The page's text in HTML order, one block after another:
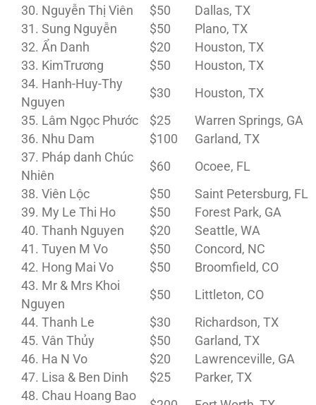
30. Nguyễn Thị Viên
$50
Dallas, TX
31. Sung Nguyễn
$50
Plano, TX
32. Ẩn Danh
$20
Houston, TX
33. KimTrương
$50
Houston, TX
34. Hanh-Huy-Thy
Nguyen
$30
Houston, TX
35. Lâm Ngọc Phước
$25
Warren Springs, GA
36. Nhu Dam
$100
Garland, TX
37. Pháp danh Chúc
Nhiên
$60
Ocoee, FL
38. Viên Lộc
$50
Saint Petersburg, FL
39. My Le Thi Ho
$50
Forest Park, GA
40. Thanh Nguyen
$20
Seattle, WA
41. Tuyen M Vo
$50
Concord, NC
42. Hong Mai Vo
$50
Broomfield, CO
43. Mr & Mrs Khoi
Nguyen
$50
Littleton, CO
44. Thanh Le
$30
Richardson, TX
45. Vân Thủy
$50
Garland, TX
46. Ha N Vo
$20
Lawrenceville, GA
47. Lisa & Ben Dinh
$25
Parker, TX
48. Chau Hoang Bao